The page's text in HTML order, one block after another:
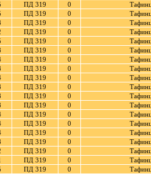
ПД 319 0
ПД 319 0
ПД 319 0
ПД 319 0
ПД 319 0
ПД 319 0
ПД 319 0
ПД 319 0
ПД 319 0
ПД 319 0
ПД 319 0
ПД 319 0
ПД 319 0
ПД 319 0
ПД 319 0
ПД 319 0
ПД 319 0
ПД 319 0
ПД 319 0